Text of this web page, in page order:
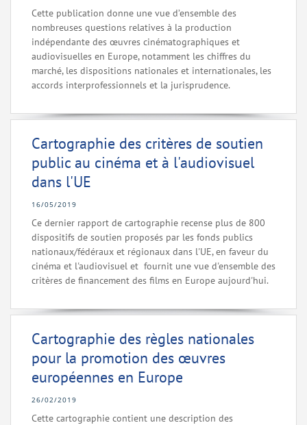
Cette publication donne une vue d’ensemble des
nombreuses questions relatives à la production
indépendante des œuvres cinématographiques et
audiovisuelles en Europe, notamment les chiffres du
marché, les dispositions nationales et internationales, les
accords interprofessionnels et la jurisprudence.
Cartographie des critères de soutien
public au cinéma et à l'audiovisuel
dans l'UE
16/05/2019
Ce dernier rapport de cartographie recense plus de 800
dispositifs de soutien proposés par les fonds publics
nationaux/fédéraux et régionaux dans l'UE, en faveur du
cinéma et l'audiovisuel et fournit une vue d'ensemble des
critères de financement des films en Europe aujourd'hui.
Cartographie des règles nationales
pour la promotion des œuvres
européennes en Europe
26/02/2019
Cette cartographie contient une description des